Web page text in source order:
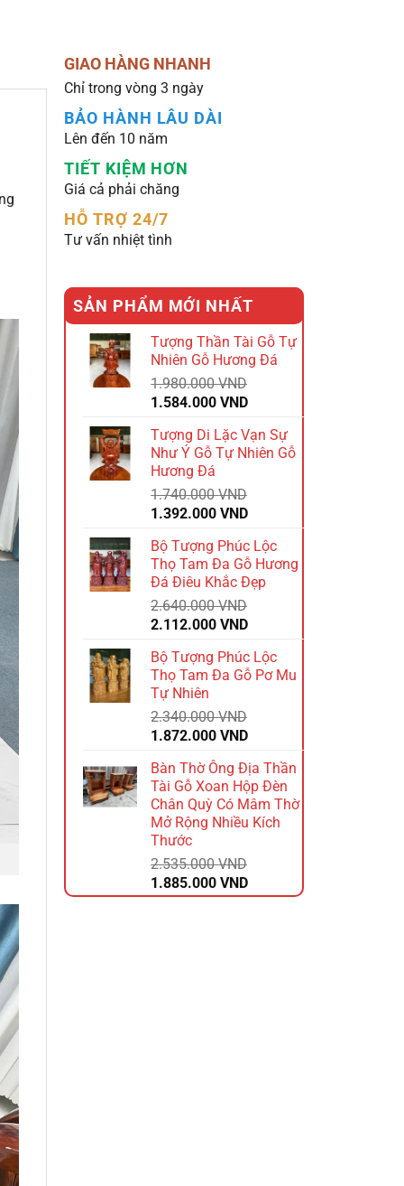
GIAO HÀNG NHANH
Chỉ trong vòng 3 ngày
BẢO HÀNH LÂU DÀI
Lên đến 10 năm
TIẾT KIỆM HƠN
Giá cả phải chăng
HỖ TRỢ 24/7
Tư vấn nhiệt tình
SẢN PHẨM MỚI NHẤT
Tượng Thần Tài Gỗ Tự
Nhiên Gỗ Hương Đá
1.980.000VND
Giá
là:
1.980.000 VND.
1.584.000VNDGiá
tại
là:
Tượng Di Lặc Vạn Sự
Như Ý Gỗ Tự Nhiên Gỗ
Hương Đá
1.740.000VND
Giá
là:
1.740.000 VND.
1.392.000VNDGiá
tại
là:
1.392.000 VND.
Bộ Tượng Phúc Lộc
Thọ Tam Đa Gỗ Hương
Đá Điêu Khắc Đẹp
2.640.000VND
Giá
là:
2.640.000 VND.
2.112.000VNDGiá
tại
là:
Bộ Tượng Phúc Lộc
Thọ Tam Đa Gỗ Pơ Mu
Tự Nhiên
2.340.000VND
Giá
là:
2.340.000 VND.
1.872.000VNDGiá
tại
là:
1.872.000 VND.
Bàn Thờ Ông Địa Thần
Tài Gỗ Xoan Hộp Đèn
Chân Quỳ Có Mâm Thờ
Mở Rộng Nhiều Kích
Thước
2.535.000VND
Giá
gốc
1.885.000VNDGiá
hiện